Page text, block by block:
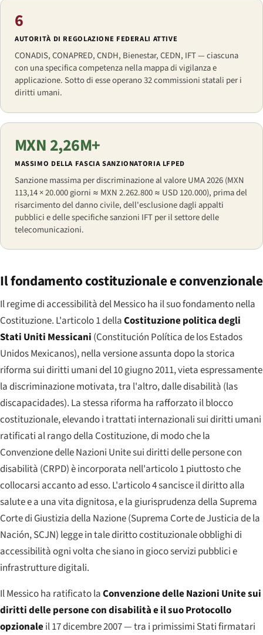
6
AUTORITÀ DI REGOLAZIONE FEDERALI ATTIVE
CONADIS, CONAPRED, CNDH, Bienestar, CEDN, IFT — ciascuna
con una specifica competenza nella mappa di vigilanza e
applicazione. Sotto di esse operano 32 commissioni statali per i
diritti umani.
MXN 2,26M+
MASSIMO DELLA FASCIA SANZIONATORIA LFPED
Sanzione massima per discriminazione al valore UMA 2026 (MXN
113,14 × 20.000 giorni ≈ MXN 2.262.800 ≈ USD 120.000), prima del
risarcimento del danno civile, dell'esclusione dagli appalti
pubblici e delle specifiche sanzioni IFT per il settore delle
telecomunicazioni.
Il fondamento costituzionale e convenzionale
Il regime di accessibilità del Messico ha il suo fondamento nella
Costituzione. L'articolo 1 dellaCostituzione politica degli
Stati Uniti Messicani (Constitución Política de los Estados
Unidos Mexicanos), nella versione assunta dopo la storica
riforma sui diritti umani del 10 giugno 2011, vieta espressamente
la discriminazione motivata, tra l'altro, dalle disabilità (las
discapacidades). La stessa riforma ha rafforzato il blocco
costituzionale, elevando i trattati internazionali sui diritti umani
ratificati al rango della Costituzione, di modo che la
Convenzione delle Nazioni Unite sui diritti delle persone con
disabilità (CRPD) è incorporata nell'articolo 1 piuttosto che
collocarsi accanto ad esso. L'articolo 4 sancisce il diritto alla
salute e a una vita dignitosa, e la giurisprudenza della Suprema
Corte di Giustizia della Nazione (Suprema Corte de Justicia de la
Nación, SCJN) legge in tale diritto costituzionale obblighi di
accessibilità ogni volta che siano in gioco servizi pubblici e
infrastrutture digitali.
Il Messico ha ratificato laConvenzione delle Nazioni Unite sui
diritti delle persone con disabilità e il suo Protocollo
opzionaleil 17 dicembre 2007 — tra i primissimi Stati firmatari